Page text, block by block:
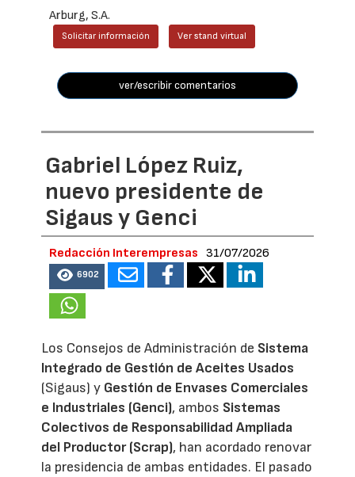
Arburg, S.A.
Solicitar información Ver stand virtual
ver/escribir comentarios
Gabriel López Ruiz,
nuevo presidente de
Sigaus y Genci
Redacción Interempresas 31/07/2026
6902
Los Consejos de Administración de Sistema
Integrado de Gestión de Aceites Usados
(Sigaus) y Gestión de Envases Comerciales
e Industriales (Genci), ambos Sistemas
Colectivos de Responsabilidad Ampliada
del Productor (Scrap), han acordado renovar
la presidencia de ambas entidades. El pasado